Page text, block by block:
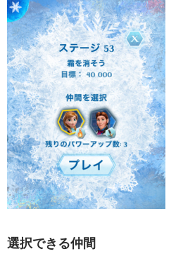
選択できる仲間